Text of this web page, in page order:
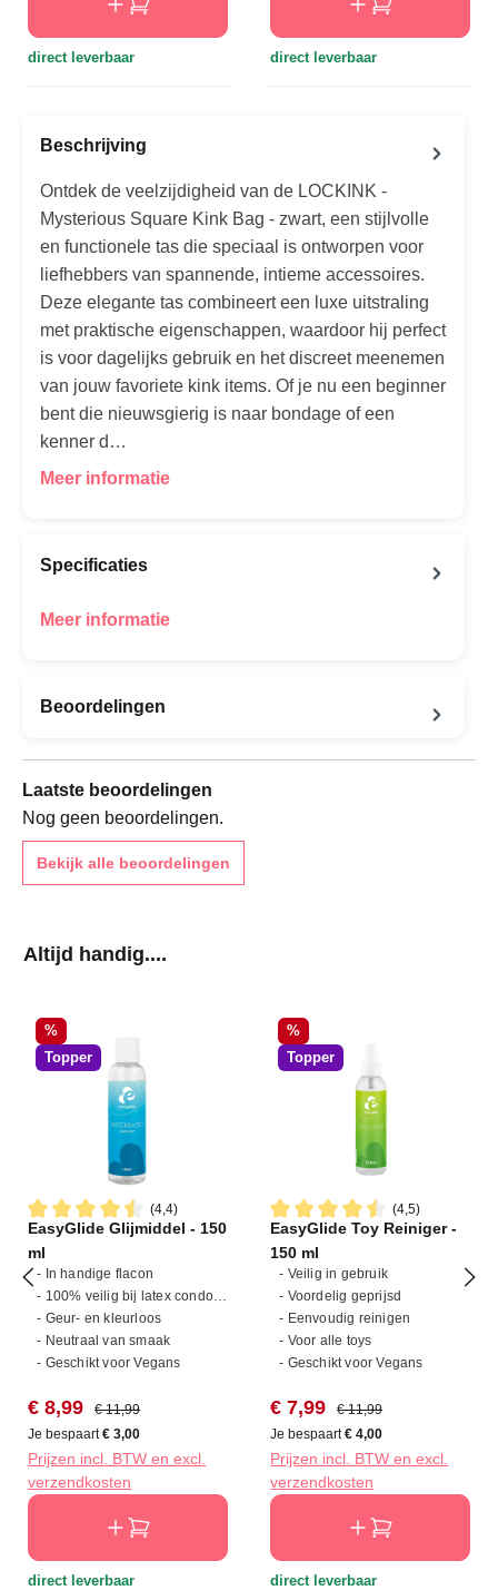
direct leverbaar direct leverbaar
Beschrijving
Ontdek de veelzijdigheid van de LOCKINK -
Mysterious Square Kink Bag - zwart, een stijlvolle
en functionele tas die speciaal is ontworpen voor
liefhebbers van spannende, intieme accessoires.
Deze elegante tas combineert een luxe uitstraling
met praktische eigenschappen, waardoor hij perfect
is voor dagelijks gebruik en het discreet meenemen
van jouw favoriete kink items. Of je nu een beginner
bent die nieuwsgierig is naar bondage of een
kenner d…
Meer informatie
Specificaties
Meer informatie
Beoordelingen
Laatste beoordelingen
Nog geen beoordelingen.
Bekijk alle beoordelingen
Productgalerij overslaan
Altijd handig....
Korting
%
Topper
(4,4)
Gemiddelde waardering van 4.4 van 5 sterren
EasyGlide Glijmiddel - 150
ml
- In handige flacon
- 100% veilig bij latex condooms
- Geur- en kleurloos
- Neutraal van smaak
- Geschikt voor Vegans
Verkoopprijs:
€ 8,99 Normale prijs:
€ 11,99
Je bespaart€ 3,00
Prijzen incl. BTW en excl.
verzendkosten
direct leverbaar
Korting
%
Topper
(4,5)
Gemiddelde waardering van
EasyGlide Toy Reiniger -
150 ml
- Veilig in gebruik
- Voordelig geprijsd
- Eenvoudig reinigen
- Voor alle toys
- Geschikt voor Vegans
Verkoopprijs:
€ 7,99 Normale prijs:
€ 11,99
Je bespaart€ 4,00
Prijzen incl. BTW en excl.
verzendkosten
direct leverbaar